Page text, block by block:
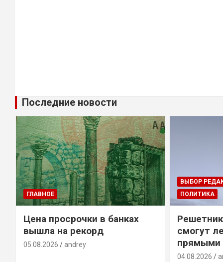
Последние новости
ГЛАВНОЕ
Цена просрочки в банках
вышла на рекорд
05.08.2026 andrey
ВЫБОР
ПОЛИТИКА
смогут
прямыми
04.08.2026